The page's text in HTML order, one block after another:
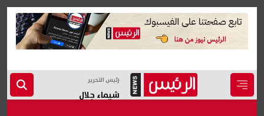
رئيس التحرير
شيماء جلال